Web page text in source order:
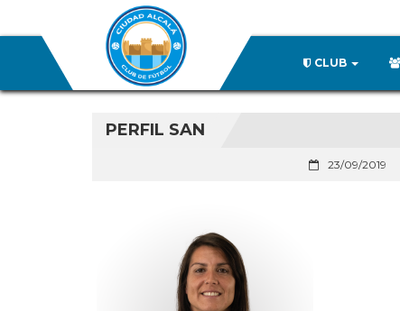
CLUB
PERFIL SAN
23/09/2019